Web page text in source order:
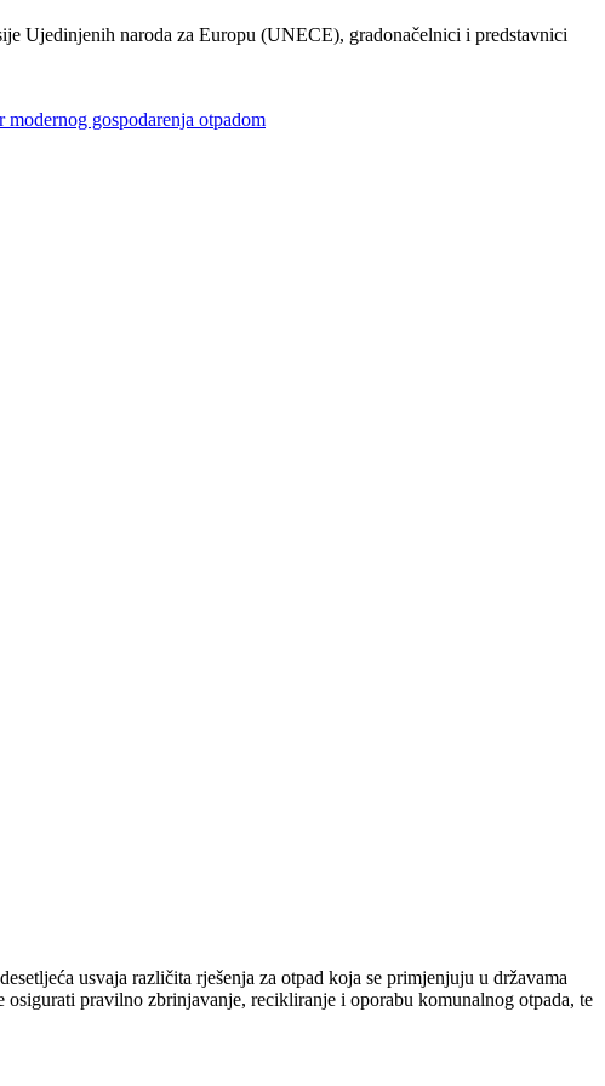
Ujedinjenih naroda za Europu (UNECE), gradonačelnici i predstavnici
gospodarenja otpadom
usvaja različita rješenja za otpad koja se primjenjuju u državama
pravilno zbrinjavanje, recikliranje i oporabu komunalnog otpada, te